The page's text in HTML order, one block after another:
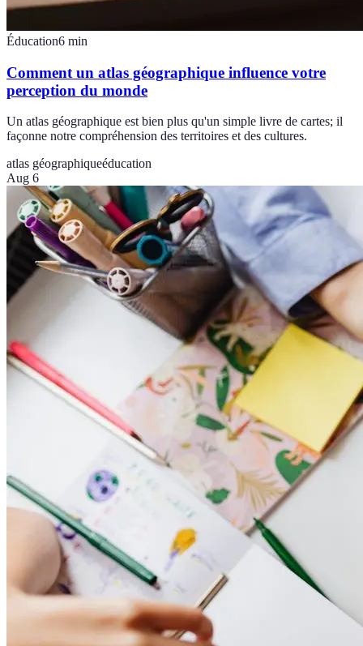
Éducation6 min
Comment un atlas géographique influence votre
perception du monde
Un atlas géographique est bien plus qu'un simple livre de cartes; il
façonne notre compréhension des territoires et des cultures.
atlas géographiqueéducation
Aug 6